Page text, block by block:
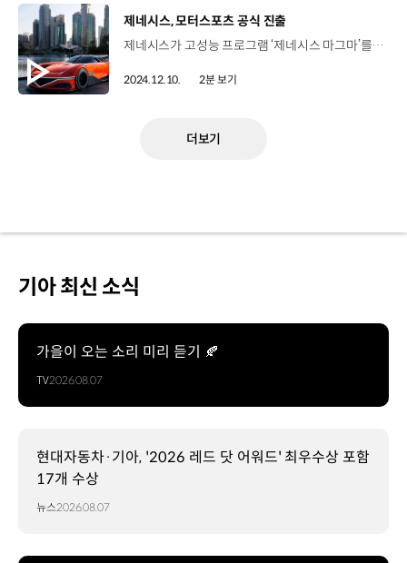
[동영상]
제네시스, 모터스포츠 공식 진출
제네시스가 고성능 프로그램 ‘제네시스 마그마’를 기반으로 모터스포츠에 본격 진출하며 새로운 도전에 나섭니다. 제네시스는 현지시각 지난 4일, 두바이 아르마니 호텔에서 ‘제네시스 모터스포츠 프리미어 행사’를 개최하고, 모터스포츠 참여를 공식 선언했습니다. 이날 행사에서 제네시스는 내구 레이스 중심의 모터스포츠 참가 계획을 발표하고, 레이싱팀 ‘제네시스 마그마 레이싱’을 글로벌 최초로 공개했는데요 공식 로고의 경우 한글 단어인 마그마 초성에서 착안해 한국의 정서를 기하학적인 형태로 표현해 냈습니다. 제네시스는 소속 드라이버 ‘안드레 로테러’와 ‘루이스 펠리페 데라니’도 소개했는데요, 여러 대회를 석권하며 뛰어난 실력을 갖춘 세계적인 드라이버입니다. 제네시스가 2026년부터 참여할 예정인 내구 레이스는 모터스포츠 중에서 가장 권위있고 도전적인 경기로 알려져 있습니다. 최고 등급 하이퍼카 클래스인 ‘르망 데이토나 하이브리드(Le Mans Daytona hybrid)' 기반의 프로토타입을 개발해 출전할 예정이며, 2026년 WEC 본격 진출에 앞서 2025년 유러피안 르망 시리즈 LMP2에 시범 출전할 예정입니다. 한편, 이번 행사에서 제네시스는 고성능 기술력과 미학적 정체성이 결합된 'GMR-001 하이퍼카' 디자인을 공개하기도 했는데요. ‘GMR-001 하이퍼카’는 모터스포츠 분야에서 향후 고성능 차량 디자인의 새로운 기준을 제시하며 고성능 럭셔리에 대한 제네시스의 미래 방향성을 보여주는 모델로 기대를 모으고 있습니다.
2024.12.10. 2분 보기
더보기
기아 최신 소식
가을이 오는 소리 미리 듣기 🍂
TV2026.08.07
현대자동차·기아, '2026 레드 닷 어워드' 최우수상 포함
17개 수상
뉴스2026.08.07